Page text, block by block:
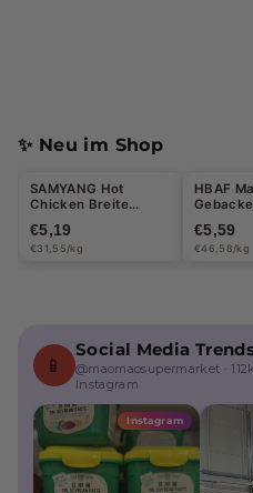
e
✨ Neu im Shop
SAMYANG Hot
Chicken Breite
Carbonara 164,5g
€5,19
€31,55/kg
HBAF
€5,59
€46,58/kg
📱
Social Media
@maomaosupermarket ·
Instagram
Instagram